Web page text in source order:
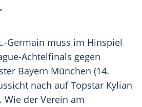
Germain muss im Hinspiel
Achtelfinals gegen
Bayern München (14.
nach aufTopstar Kylian
. Wie der Verein am